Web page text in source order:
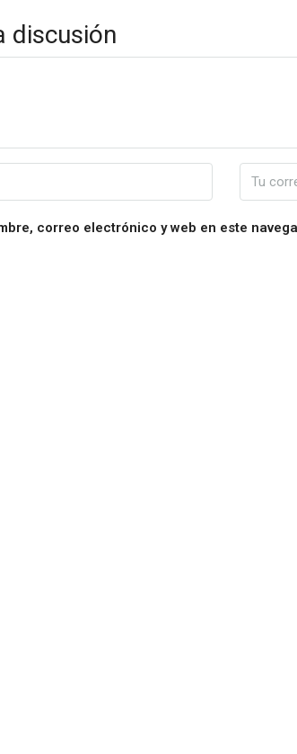
discusión
correo electrónico y web en este